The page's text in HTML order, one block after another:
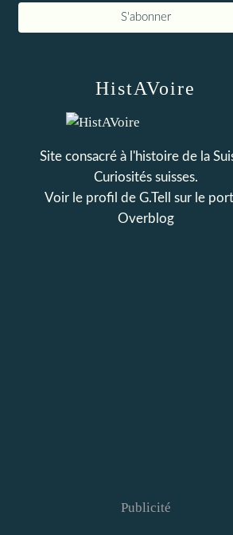
HistAVoire
Site consacré à l'histoire de la
Curiosités suisses.
Voir le profil de G.Tell
sur le
Overblog
Publicité